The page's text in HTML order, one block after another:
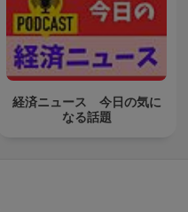
経済ニュース 今日の気に
なる話題